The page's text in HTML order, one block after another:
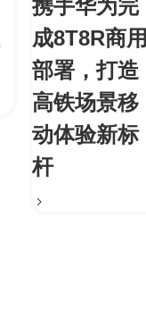
携手华为完
成8T8R商
部署，打造
高铁场景移
动体验新标
杆